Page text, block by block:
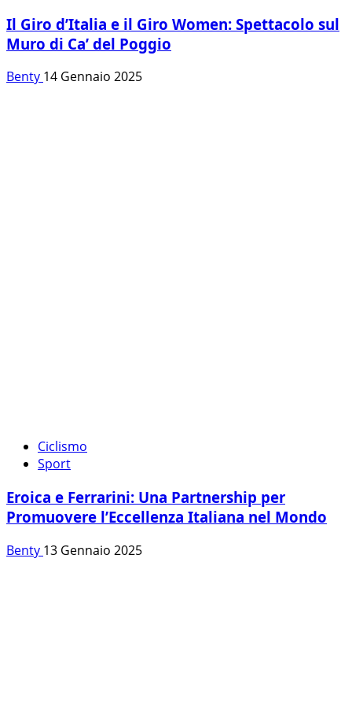
Il Giro d’Italia e il Giro Women: Spettacolo sul
Muro di Ca’ del Poggio
Benty 14 Gennaio 2025
Ciclismo
Sport
Eroica e Ferrarini: Una Partnership per
Promuovere l’Eccellenza Italiana nel Mondo
Benty 13 Gennaio 2025